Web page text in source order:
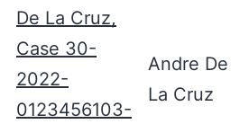
De La Cruz,
Case 30-
2022-
0123456103-
Andre De
La Cruz